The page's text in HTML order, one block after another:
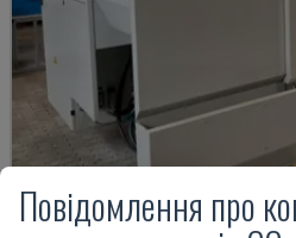
U5-1530
Повідомлення про